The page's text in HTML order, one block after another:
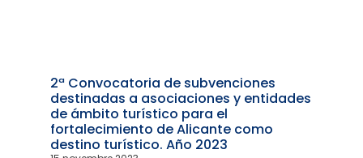
2ª Convocatoria de subvenciones
destinadas a asociaciones y entidades
de ámbito turístico para el
fortalecimiento de Alicante como
destino turístico. Año 2023